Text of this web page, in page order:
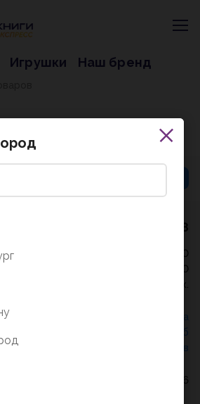
Игрушки Наш бренд
8 (800) 5000-338
Режим работы - 9:30-20:00
выходные и праздники - 10:00-19:00
без перерыва и выходных.
СОГЛАСИЕ на
Соглашение об
использовании cookie-файлов
© Планета книги, 1998-2026